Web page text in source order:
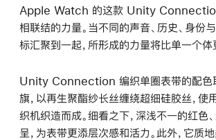
Apple Watch 的这款 Unity Connection
相联结的力量。当不同的声音、历史、身份
标汇聚到一起，所形成的力量将比单一个体
Unity Connection 编织单圈表带的配色
旗，以再生聚酯纱长丝缠绕超细硅胶丝，使
织机织造而成。细看之下，深浅不一的红色
呈，为表带更添层次感和活力。此外，它质